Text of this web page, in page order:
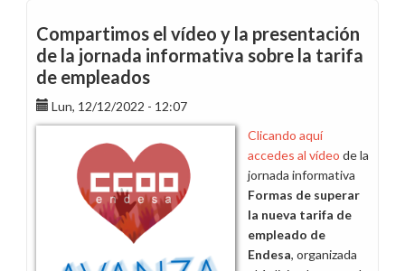
trae
el
“aguinaldo”
en
la
nómina
de
diciembre
Compartimos el vídeo y la presentación
de la jornada informativa sobre la tarifa
de empleados
Lun, 12/12/2022 - 12:07
Clicando aquí
accedes al vídeo de la
jornada informativa
Formas de superar
la nueva tarifa de
empleado de
Endesa, organizada